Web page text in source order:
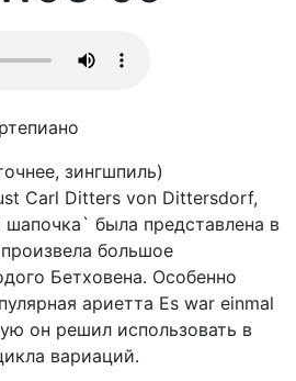
зингшпиль)
Carl Ditters von Dittersdorf,
шапочка` была представлена в
большое
Бетховена. Особенно
ариетта Es war einmal
он решил использовать в
вариаций.